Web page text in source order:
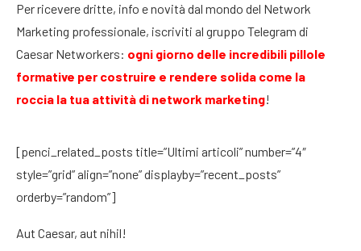
Per ricevere dritte, info e novità dal mondo del Network
Marketing professionale, iscriviti al gruppo Telegram di
Caesar Networkers: ogni giorno delle incredibili pillole
formative per costruire e rendere solida come la
roccia la tua attività di network marketing!
[penci_related_posts title=”Ultimi articoli” number=”4″
style=”grid” align=”none” displayby=”recent_posts”
orderby=”random”]
Aut Caesar, aut nihil!